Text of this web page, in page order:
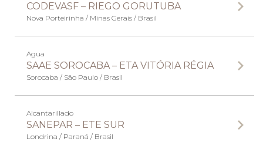
CODEVASF – RIEGO GORUTUBA
Nova Porteirinha / Minas Gerais / Brasil
Agua
SAAE SOROCABA – ETA VITÓRIA RÉGIA
Sorocaba / São Paulo / Brasil
Alcantarillado
SANEPAR – ETE SUR
Londrina / Paraná / Brasil